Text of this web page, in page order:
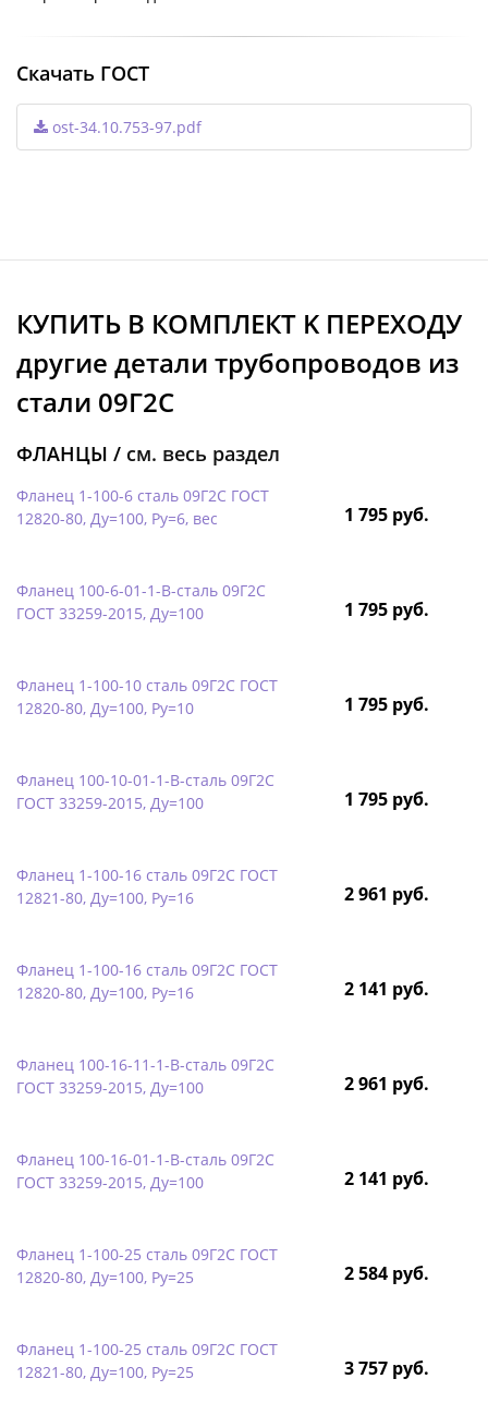
Скачать ГОСТ
ost-34.10.753-97.pdf
КУПИТЬ В КОМПЛЕКТ K ПЕРЕХОДУ
другие детали трубопроводов из
стали 09Г2С
ФЛАНЦЫ / см. весь раздел
Фланец 1-100-6 сталь 09Г2С ГОСТ
12820-80, Ду=100, Ру=6, вес
1 795 руб.
Фланец 100-6-01-1-B-сталь 09Г2С
ГОСТ 33259-2015, Ду=100
1 795 руб.
Фланец 1-100-10 сталь 09Г2С ГОСТ
12820-80, Ду=100, Ру=10
1 795 руб.
Фланец 100-10-01-1-B-сталь 09Г2С
ГОСТ 33259-2015, Ду=100
1 795 руб.
Фланец 1-100-16 сталь 09Г2С ГОСТ
12821-80, Ду=100, Ру=16
2 961 руб.
Фланец 1-100-16 сталь 09Г2С ГОСТ
12820-80, Ду=100, Ру=16
2 141 руб.
Фланец 100-16-11-1-B-сталь 09Г2С
ГОСТ 33259-2015, Ду=100
2 961 руб.
Фланец 100-16-01-1-B-сталь 09Г2С
ГОСТ 33259-2015, Ду=100
2 141 руб.
Фланец 1-100-25 сталь 09Г2С ГОСТ
12820-80, Ду=100, Ру=25
2 584 руб.
Фланец 1-100-25 сталь 09Г2С ГОСТ
12821-80, Ду=100, Ру=25
3 757 руб.